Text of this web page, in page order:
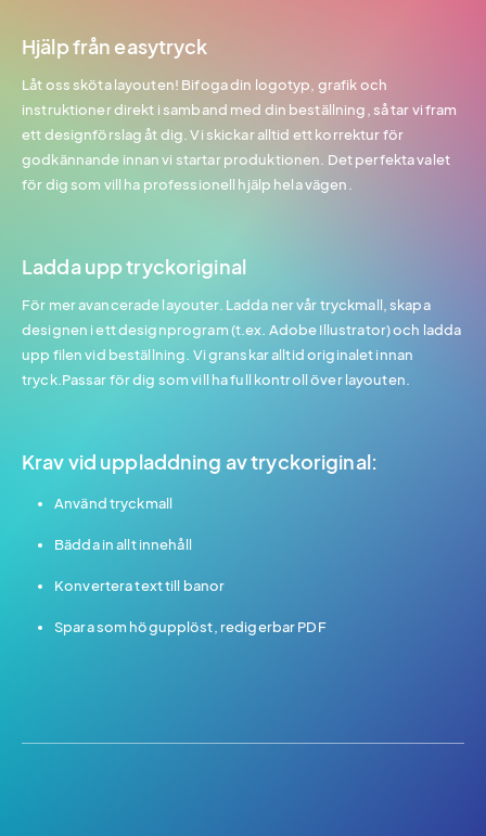
Hjälp från easytryck
Låt oss sköta layouten! Bifoga din logotyp, grafik och
instruktioner direkt i samband med din beställning, så tar vi fram
ett designförslag åt dig. Vi skickar alltid ett korrektur för
godkännande innan vi startar produktionen. Det perfekta valet
för dig som vill ha professionell hjälp hela vägen.
Ladda upp tryckoriginal
För mer avancerade layouter. Ladda ner vår tryckmall, skapa
designen i ett designprogram (t.ex. Adobe Illustrator) och ladda
upp filen vid beställning. Vi granskar alltid originalet innan
tryck.Passar för dig som vill ha full kontroll över layouten.
Krav vid uppladdning av tryckoriginal:
Använd tryckmall
Bädda in allt innehåll
Konvertera text till banor
Spara som högupplöst, redigerbar PDF